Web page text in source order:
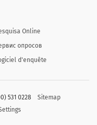
Online
опросов
d'enquête
531 0228
Sitemap